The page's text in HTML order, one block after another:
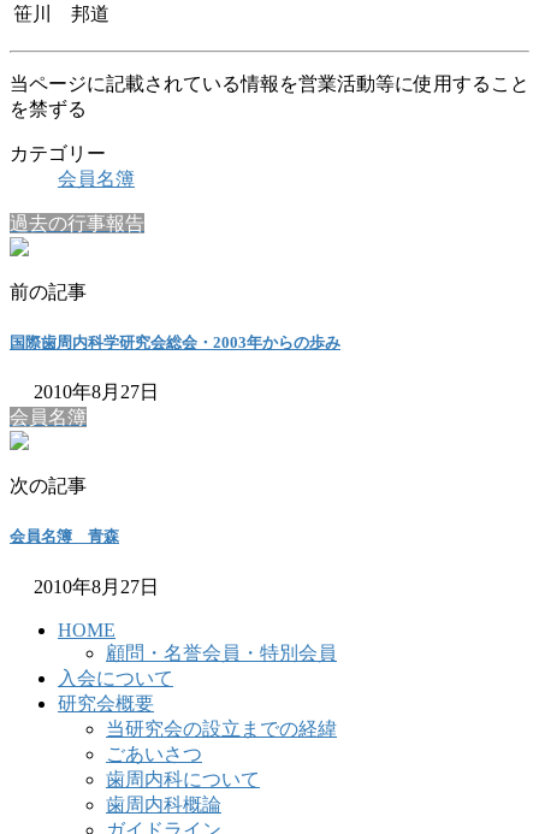
笹川 邦道
当ページに記載されている情報を営業活動等に使用すること
を禁ずる
カテゴリー
会員名簿
過去の行事報告
前の記事
国際歯周内科学研究会総会・2003年からの歩み
2010年8月27日
会員名簿
次の記事
会員名簿 青森
2010年8月27日
HOME
顧問・名誉会員・特別会員
入会について
研究会概要
当研究会の設立までの経緯
ごあいさつ
歯周内科について
歯周内科概論
ガイドライン